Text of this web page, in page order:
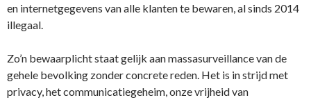
en internetgegevens van alle klanten te bewaren, al sinds 2014
illegaal.
Zo’n bewaarplicht staat gelijk aan massasurveillance van de
gehele bevolking zonder concrete reden. Het is in strijd met
privacy, het communicatiegeheim, onze vrijheid van